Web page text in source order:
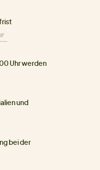
Uhr werden
und
bei der